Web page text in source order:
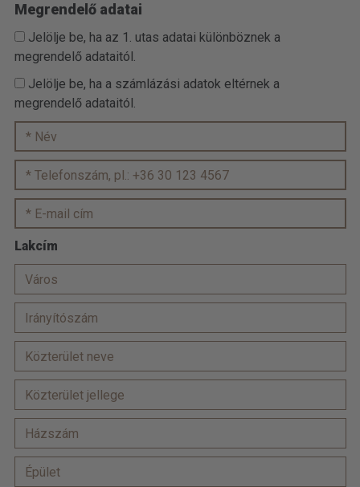
Megrendelő adatai
Jelölje be, ha az 1. utas adatai különböznek a
megrendelő adataitól.
Jelölje be, ha a számlázási adatok eltérnek a
megrendelő adataitól.
Lakcím